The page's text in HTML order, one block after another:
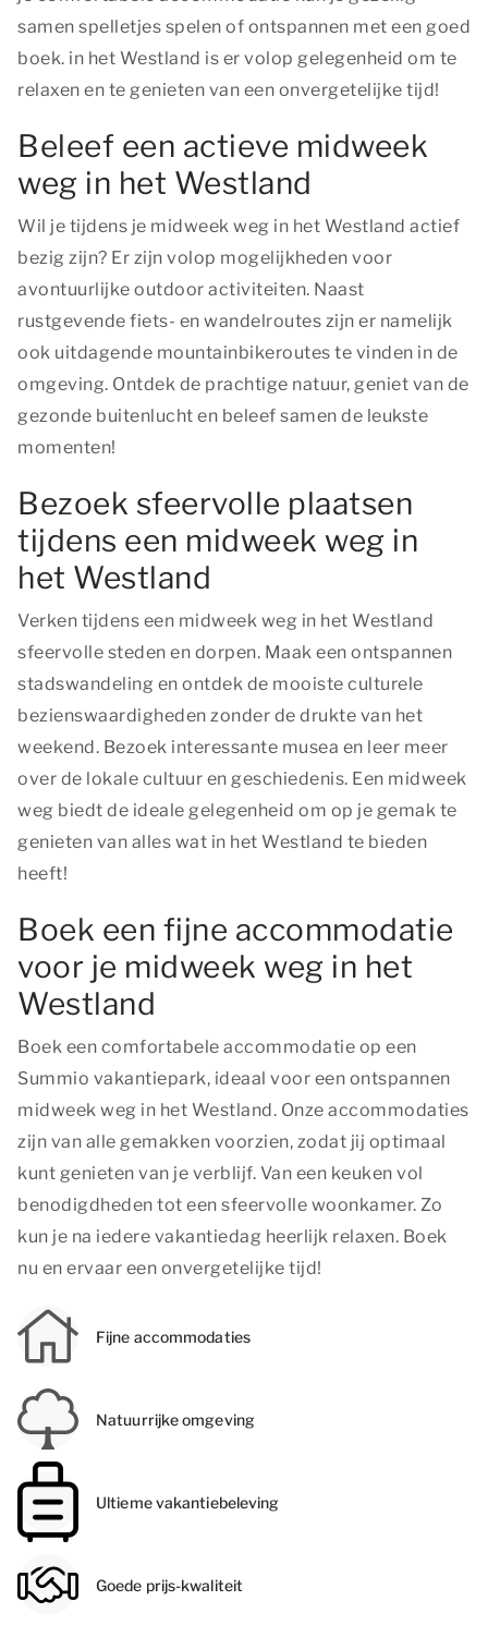
samen spelletjes spelen of ontspannen met een goed
boek. in het Westland is er volop gelegenheid om te
relaxen en te genieten van een onvergetelijke tijd!
Beleef een actieve midweek
weg in het Westland
Wil je tijdens je midweek weg in het Westland actief
bezig zijn? Er zijn volop mogelijkheden voor
avontuurlijke outdoor activiteiten. Naast
rustgevende fiets- en wandelroutes zijn er namelijk
ook uitdagende mountainbikeroutes te vinden in de
omgeving. Ontdek de prachtige natuur, geniet van de
gezonde buitenlucht en beleef samen de leukste
momenten!
Bezoek sfeervolle plaatsen
tijdens een midweek weg in
het Westland
Verken tijdens een midweek weg in het Westland
sfeervolle steden en dorpen. Maak een ontspannen
stadswandeling en ontdek de mooiste culturele
bezienswaardigheden zonder de drukte van het
weekend. Bezoek interessante musea en leer meer
over de lokale cultuur en geschiedenis. Een midweek
weg biedt de ideale gelegenheid om op je gemak te
genieten van alles wat in het Westland te bieden
heeft!
Boek een fijne accommodatie
voor je midweek weg in het
Westland
Boek een comfortabele accommodatie op een
Summio vakantiepark, ideaal voor een ontspannen
midweek weg in het Westland. Onze accommodaties
zijn van alle gemakken voorzien, zodat jij optimaal
kunt genieten van je verblijf. Van een keuken vol
benodigdheden tot een sfeervolle woonkamer. Zo
kun je na iedere vakantiedag heerlijk relaxen. Boek
nu en ervaar een onvergetelijke tijd!
Fijne accommodaties
Natuurrijke omgeving
Ultieme vakantiebeleving
Goede prijs-kwaliteit